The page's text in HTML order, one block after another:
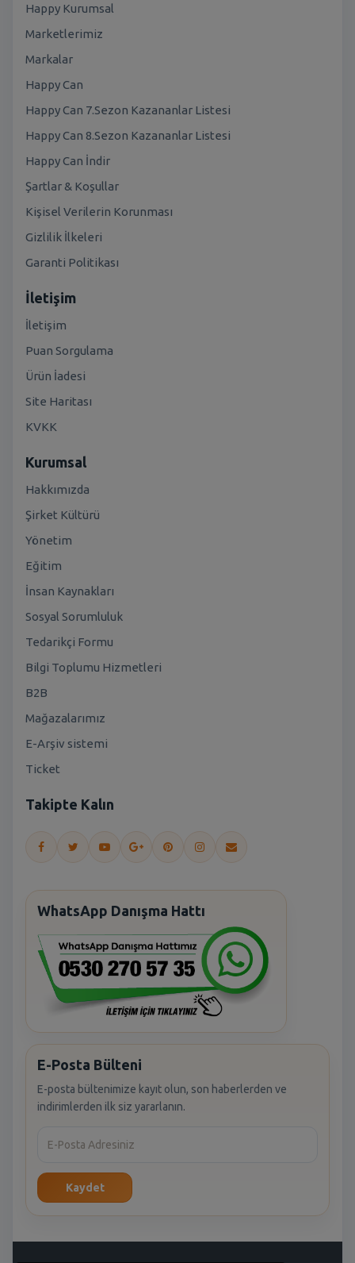
Happy Kurumsal
Marketlerimiz
Markalar
Happy Can
Happy Can 7.Sezon Kazananlar Listesi
Happy Can 8.Sezon Kazananlar Listesi
Happy Can İndir
Şartlar & Koşullar
Kişisel Verilerin Korunması
Gizlilik İlkeleri
Garanti Politikası
İletişim
İletişim
Puan Sorgulama
Ürün İadesi
Site Haritası
KVKK
Kurumsal
Hakkımızda
Şirket Kültürü
Yönetim
Eğitim
İnsan Kaynakları
Sosyal Sorumluluk
Tedarikçi Formu
Bilgi Toplumu Hizmetleri
B2B
Mağazalarımız
E-Arşiv sistemi
Ticket
Takipte Kalın
WhatsApp Danışma Hattı
E-Posta Bülteni
E-posta bültenimize kayıt olun, son haberlerden ve
indirimlerden ilk siz yararlanın.
Kaydet